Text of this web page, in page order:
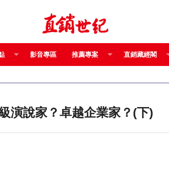
影音專區 推薦專案 直銷藏經閣
演說家？卓越企業家？(下)